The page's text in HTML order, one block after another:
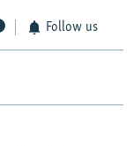
Follow us